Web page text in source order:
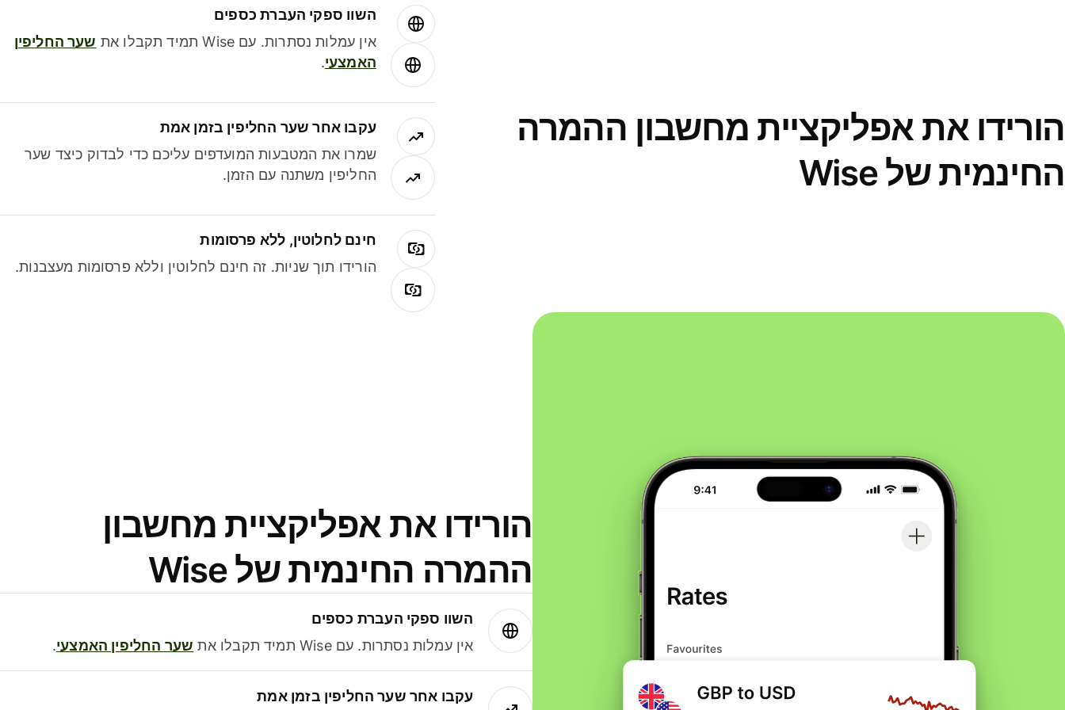
הורידו את אפליקציית מחשבון ההמרה
החינמית של Wise
השוו ספקי העברת כספים
אין עמלות נסתרות. עם Wise תמיד תקבלו את
שער החליפין
האמצעי.
עקבו אחר שער החליפין בזמן אמת
שמרו את המטבעות המועדפים עליכם כדי לבדוק כיצד שער
החליפין משתנה עם הזמן.
חינם לחלוטין, ללא פרסומות
הורידו תוך שניות. זה חינם לחלוטין וללא פרסומות מעצבנות.
הורידו את אפליקציית מחשבון
ההמרה החינמית של Wise
השוו ספקי העברת כספים
אין עמלות נסתרות. עם Wise תמיד תקבלו את
שער החליפין האמצעי.
עקבו אחר שער החליפין בזמן אמת